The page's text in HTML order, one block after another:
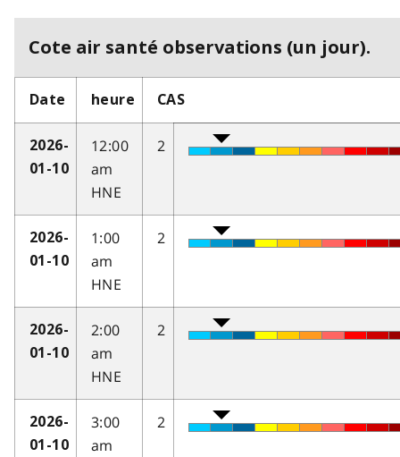
Cote air santé observations (un jour).
Date heure CAS
2026-
01-10
12:00
am
HNE
2
2026-
01-10
1:00
am
HNE
2
2026-
01-10
2:00
am
HNE
2
2026-
01-10
3:00
am
2